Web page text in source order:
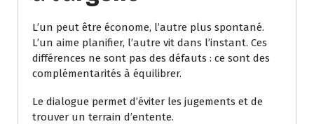
L’un peut être économe, l’autre plus spontané.
L’un aime planifier, l’autre vit dans l’instant. Ces
différences ne sont pas des défauts : ce sont des
complémentarités à équilibrer.
Le dialogue permet d’éviter les jugements et de
trouver un terrain d’entente.